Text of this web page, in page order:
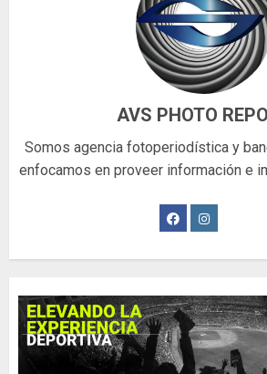
AVS PHOTO
Somos agencia fotoperiodística y
enfocamos en proveer información e